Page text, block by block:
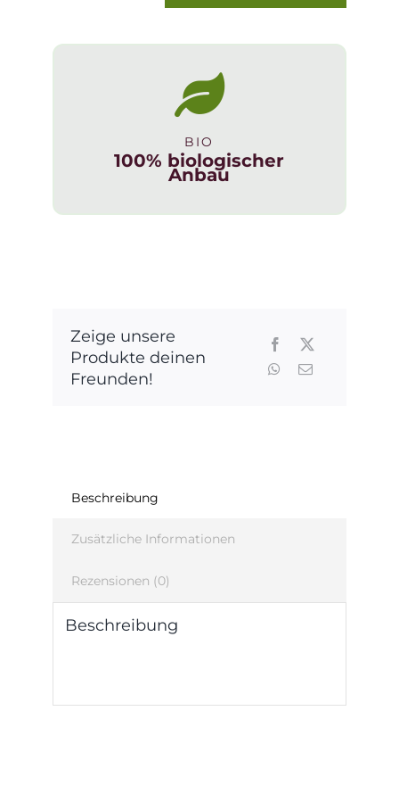
BIO
100% biologischer
Anbau
Beschreibung
Zusätzliche Informationen
Rezensionen (0)
Beschreibung
Zeige unsere
Produkte deinen
Freunden!